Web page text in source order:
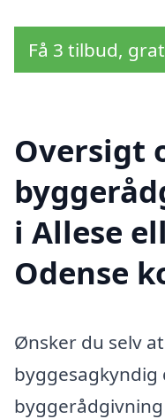
Få 3 tilbud,
Oversigt
i Allese
Odense
Ønsker du selv
byggesagkyndig
byggerådgivning